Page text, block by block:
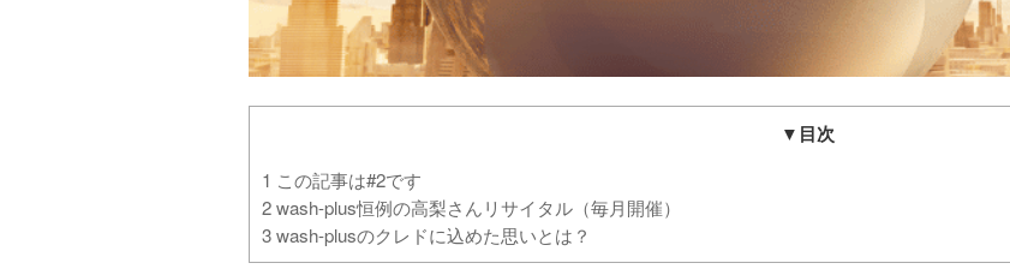
▼目次
1 この記事は#2です
2wash-plus恒例の高梨さんリサイタル（毎月開催）
3wash-plusのクレドに込めた思いとは？